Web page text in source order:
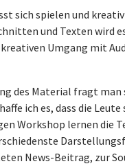
sich spielen und
und Texten wird
Umgang mit
des Material fragt man
ich es, dass die
Workshop lernen die
News-Beitrag, zur